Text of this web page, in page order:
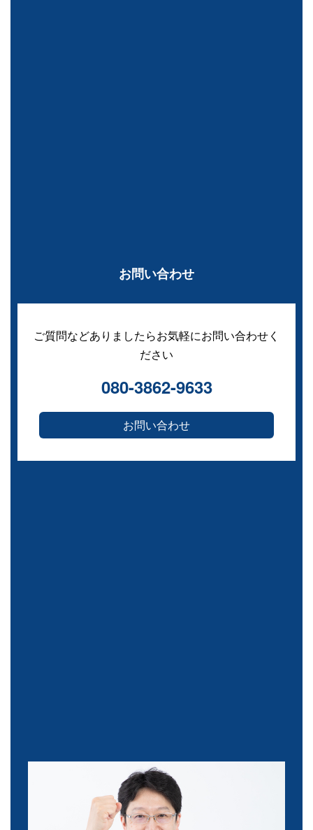
お問い合わせ
ご質問などありましたらお気軽にお問い合わせく
ださい
080-3862-9633
お問い合わせ